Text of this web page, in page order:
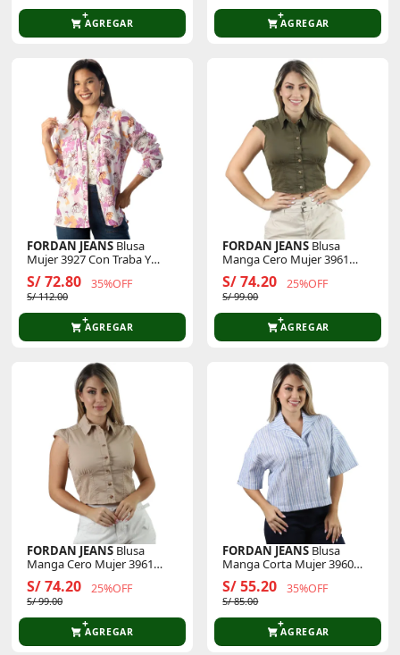
AGREGAR AGREGAR
FORDAN JEANS Blusa
Mujer 3927 Con Traba Y
Puño M/Larga
S/ 72.80 35%OFF
S/ 112.00
AGREGAR
FORDAN JEANS Blusa
Manga Cero Mujer 3961
C/Volante En Hombro
S/ 74.20 25%OFF
S/ 99.00
AGREGAR
FORDAN JEANS Blusa
Manga Cero Mujer 3961
S/ 74.20 25%OFF
S/ 99.00
AGREGAR
FORDAN JEANS Blusa
Manga Corta Mujer 3960
S/ 55.20 35%OFF
S/ 85.00
AGREGAR